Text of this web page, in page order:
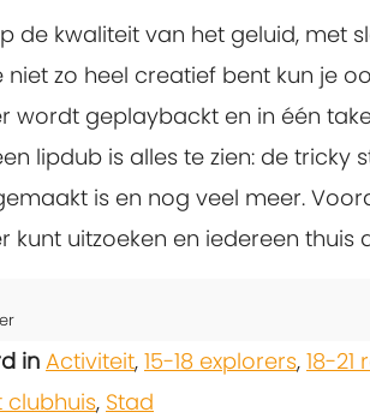
de kwaliteit van het geluid, met
niet zo heel creatief bent kun je
wordt geplaybackt en in één
lipdub is alles te zien: de
is en nog veel meer.
kunt uitzoeken en iedereen thuis
inActiviteit, 15-18 explorers, 18-
clubhuis, Stad